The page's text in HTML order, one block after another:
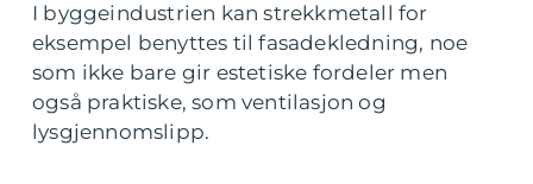
I byggeindustrien kan strekkmetall for
eksempel benyttes til fasadekledning, noe
som ikke bare gir estetiske fordeler men
også praktiske, som ventilasjon og
lysgjennomslipp.